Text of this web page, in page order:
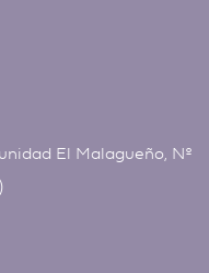
El Malagueño, Nº